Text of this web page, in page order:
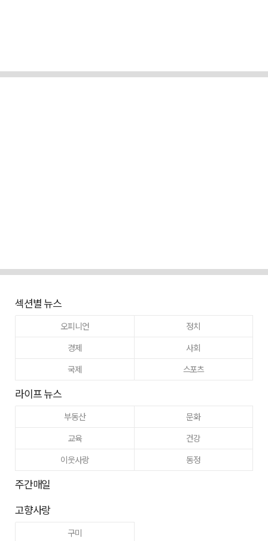
섹션별 뉴스
오피니언
정치
경제
사회
국제
스포츠
라이프 뉴스
부동산
문화
교육
건강
이웃사랑
동정
주간매일
고향사랑
구미